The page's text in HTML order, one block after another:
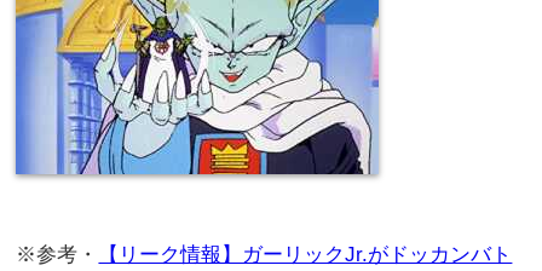
※参考・
【リーク情報】ガーリックJr.がドッカンバト